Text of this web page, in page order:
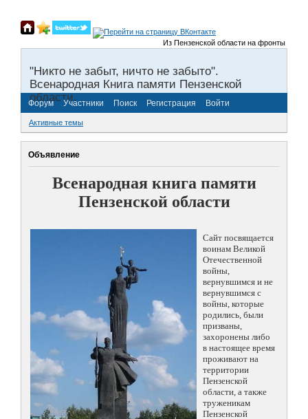
Из Пензенской области на фронты
"Никто не забыт, ничто не забыто".
Всенародная Книга памяти Пензенской
области.
Форум Участники Поиск Регистрация Войти
Активные темы
Объявление
Всенародная книга памяти
Пензенской области
Сайт посвящается
воинам Великой
Отечественной
войны,
вернувшимся и не
вернувшимся с
войны, которые
родились, были
призваны,
захоронены либо
в настоящее время
проживают на
территории
Пензенской
области, а также
труженикам
Пензенской